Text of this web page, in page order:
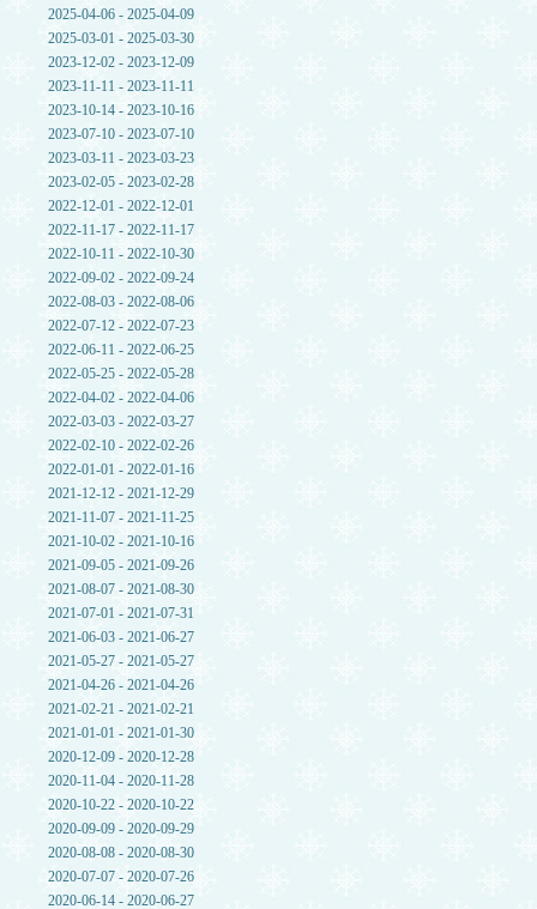
2025-04-06 - 2025-04-09
2025-03-01 - 2025-03-30
2023-12-02 - 2023-12-09
2023-11-11 - 2023-11-11
2023-10-14 - 2023-10-16
2023-07-10 - 2023-07-10
2023-03-11 - 2023-03-23
2023-02-05 - 2023-02-28
2022-12-01 - 2022-12-01
2022-11-17 - 2022-11-17
2022-10-11 - 2022-10-30
2022-09-02 - 2022-09-24
2022-08-03 - 2022-08-06
2022-07-12 - 2022-07-23
2022-06-11 - 2022-06-25
2022-05-25 - 2022-05-28
2022-04-02 - 2022-04-06
2022-03-03 - 2022-03-27
2022-02-10 - 2022-02-26
2022-01-01 - 2022-01-16
2021-12-12 - 2021-12-29
2021-11-07 - 2021-11-25
2021-10-02 - 2021-10-16
2021-09-05 - 2021-09-26
2021-08-07 - 2021-08-30
2021-07-01 - 2021-07-31
2021-06-03 - 2021-06-27
2021-05-27 - 2021-05-27
2021-04-26 - 2021-04-26
2021-02-21 - 2021-02-21
2021-01-01 - 2021-01-30
2020-12-09 - 2020-12-28
2020-11-04 - 2020-11-28
2020-10-22 - 2020-10-22
2020-09-09 - 2020-09-29
2020-08-08 - 2020-08-30
2020-07-07 - 2020-07-26
2020-06-14 - 2020-06-27